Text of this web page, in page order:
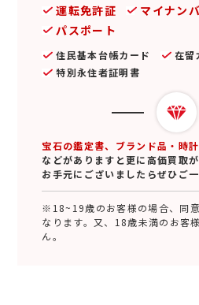
運転免許証
マイナン
パスポート
住民基本台帳カード
在留
特別永住者証明書
宝石の鑑定書、ブランド品・時
などがありますと更に高価買取が
お手元にございましたらぜひご
※18~19歳のお客様の場合、同
なります。又、18歳未満のお客
ん。